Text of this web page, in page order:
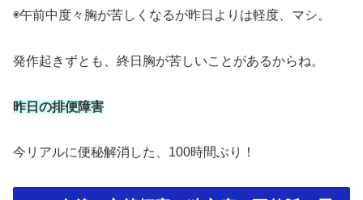
◉午前中度々胸が苦しくなるが昨日よりは軽度、マシ。
発作起きずとも、終日胸が苦しいことがあるからね。
昨日の排便障害
今リアルに便秘解消した、100時間ぶり！